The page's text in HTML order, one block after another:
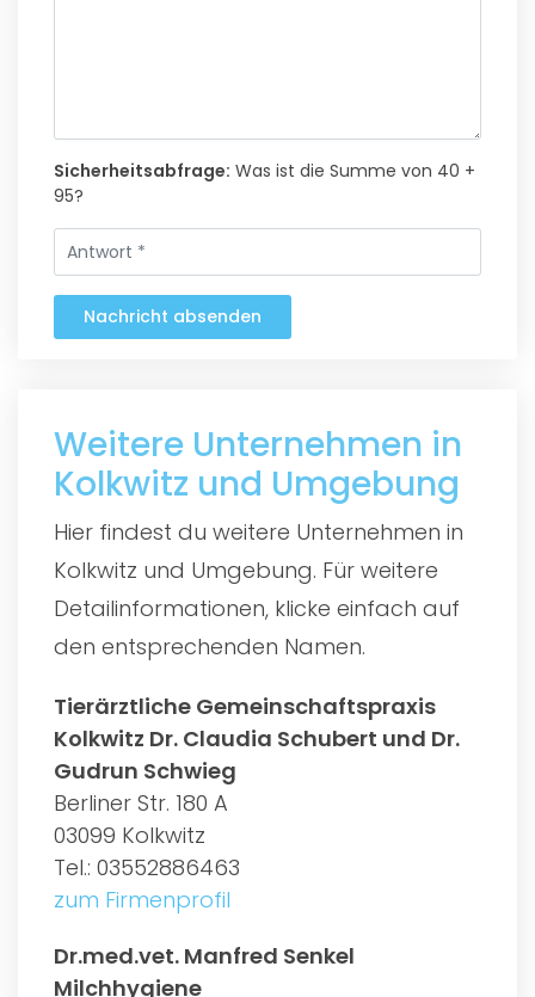
Sicherheitsabfrage: Was ist die Summe von 40 +
95?
Nachricht absenden
Weitere Unternehmen in
Kolkwitz und Umgebung
Hier findest du weitere Unternehmen in
Kolkwitz und Umgebung. Für weitere
Detailinformationen, klicke einfach auf
den entsprechenden Namen.
Tierärztliche Gemeinschaftspraxis
Kolkwitz Dr. Claudia Schubert und Dr.
Gudrun Schwieg
Berliner Str. 180 A
03099 Kolkwitz
Tel.: 03552886463
zum Firmenprofil
Dr.med.vet. Manfred Senkel
Milchhygiene